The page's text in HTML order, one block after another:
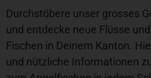
Durchstöbere unser grosses
und entdecke neue Flüsse
Fischen in Deinem Kanton.
und nützliche Informationen